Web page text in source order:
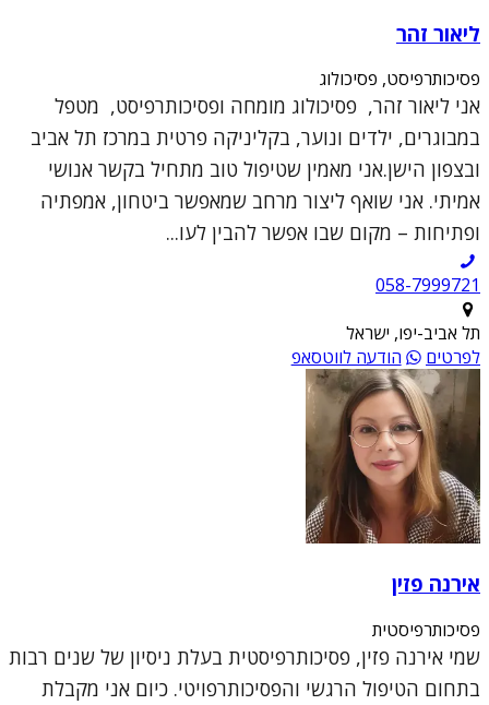
ליאור זהר
פסיכותרפיסט, פסיכולוג
אני ליאור זהר, פסיכולוג מומחה ופסיכותרפיסט, מטפל
במבוגרים, ילדים ונוער, בקליניקה פרטית במרכז תל אביב
ובצפון הישן.אני מאמין שטיפול טוב מתחיל בקשר אנושי
אמיתי. אני שואף ליצור מרחב שמאפשר ביטחון, אמפתיה
ופתיחות – מקום שבו אפשר להבין לעו...
תל אביב-יפו, ישראל
לפרטים
הודעה לווטסאפ
אירנה פזין
פסיכותרפיסטית
שמי אירנה פזין, פסיכותרפיסטית בעלת ניסיון של שנים רבות
בתחום הטיפול הרגשי והפסיכותרפויטי. כיום אני מקבלת